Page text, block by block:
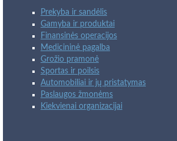
Prekyba ir sandėlis
Gamyba ir produktai
Finansinės operacijos
Medicininė pagalba
Grožio pramonė
Sportas ir poilsis
Automobiliai ir jų pristatymas
Paslaugos žmonėms
Kiekvienai organizacijai